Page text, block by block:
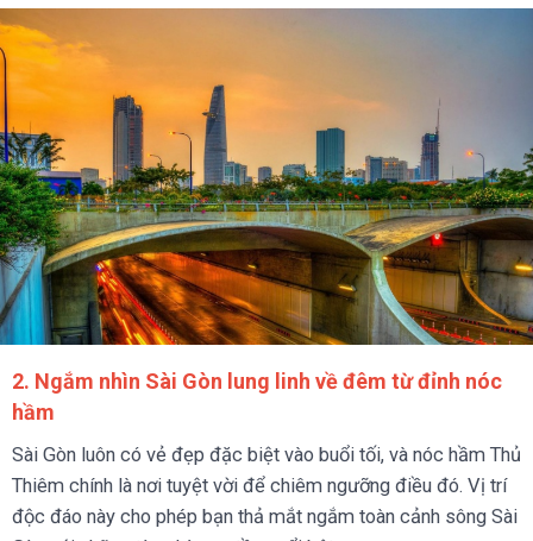
2. Ngắm nhìn Sài Gòn lung linh về đêm từ đỉnh nóc
hầm
Sài Gòn luôn có vẻ đẹp đặc biệt vào buổi tối, và nóc hầm Thủ
Thiêm chính là nơi tuyệt vời để chiêm ngưỡng điều đó. Vị trí
độc đáo này cho phép bạn thả mắt ngắm toàn cảnh sông Sài